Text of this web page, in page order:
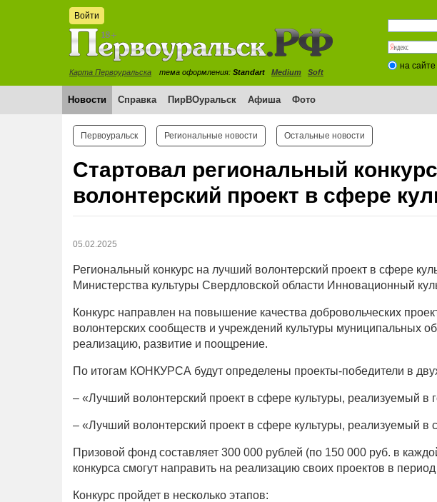
Войти
Карта Первоуральска тема оформления: Standart Medium Soft
на сайте
Новости Справка ПирВОуральск Афиша Фото
Первоуральск Региональные новости Остальные новости
Стартовал региональный
волонтерский проект в сфере
05.02.2025
Региональный конкурс на лучший волонтерский проект в сфере
Министерства культуры Свердловской области Инновационный
Конкурс направлен на повышение качества добровольческих
волонтерских сообществ и учреждений культуры муниципальных
реализацию, развитие и поощрение.
По итогам КОНКУРСА будут определены проекты-победители в
– «Лучший волонтерский проект в сфере культуры, реализуемый в
– «Лучший волонтерский проект в сфере культуры, реализуемый в
Призовой фонд составляет 300 000 рублей (по 150 000 руб. в
конкурса смогут направить на реализацию своих проектов в
Конкурс пройдет в несколько этапов: